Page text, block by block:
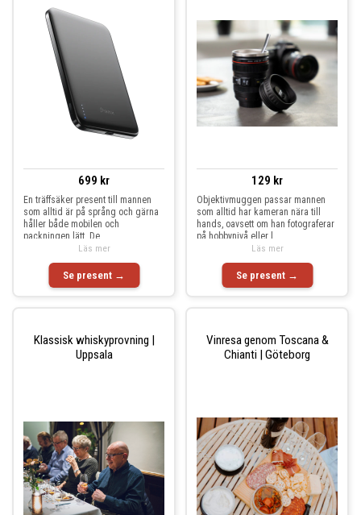
699 kr
En träffsäker present till mannen
som alltid är på språng och gärna
håller både mobilen och
packningen lätt. De
Se present →
Läs mer
129 kr
Objektivmuggen passar mannen
som alltid har kameran nära till
hands, oavsett om han fotograferar
på hobbynivå eller l
Se present →
Läs mer
Klassisk whiskyprovning |
Uppsala
Vinresa genom Toscana &
Chianti | Göteborg